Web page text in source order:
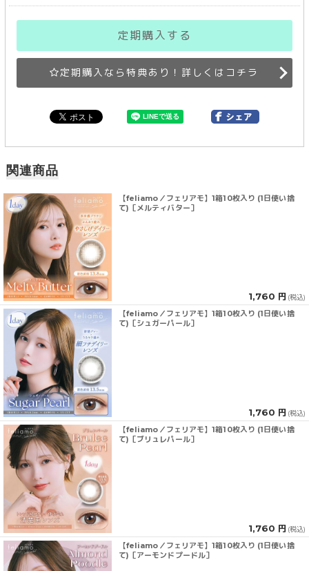
定期購入する
定期購入なら特典あり！詳しくはコチラ
関連商品
【feliamo／フェリアモ】1箱10枚入り (1日使い捨
て)［メルティバター］
1,760 円 (税込)
【feliamo／フェリアモ】1箱10枚入り (1日使い捨
て)［シュガーパール］
1,760 円 (税込)
【feliamo／フェリアモ】1箱10枚入り (1日使い捨
て)［ブリュレパール］
1,760 円 (税込)
【feliamo／フェリアモ】1箱10枚入り (1日使い捨
て)［アーモンドプードル］